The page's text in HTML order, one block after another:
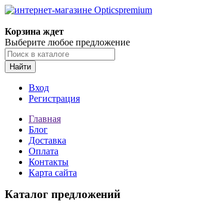
Корзина ждет
Выберите любое предложение
Найти
Вход
Регистрация
Главная
Блог
Доставка
Оплата
Контакты
Карта сайта
Каталог предложений